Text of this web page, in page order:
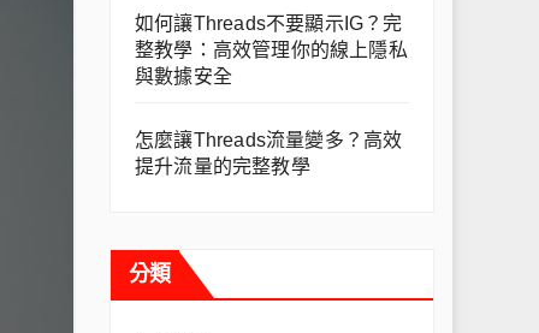
如何讓Threads不要顯示IG？完
整教學：高效管理你的線上隱私
與數據安全
怎麼讓Threads流量變多？高效
提升流量的完整教學
分類